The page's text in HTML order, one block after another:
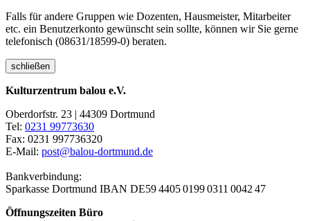
Falls für andere Gruppen wie Dozenten, Hausmeister, Mitarbeiter
etc. ein Benutzerkonto gewünscht sein sollte, können wir Sie gerne
telefonisch (08631/18599-0) beraten.
schließen
Kulturzentrum balou e.V.
Oberdorfstr. 23 | 44309 Dortmund
Tel: 0231 99773630
Fax: 0231 997736320
E-Mail: post@balou-dortmund.de
Bankverbindung:
Sparkasse Dortmund IBAN DE59 4405 0199 0311 0042 47
Öffnungszeiten Büro